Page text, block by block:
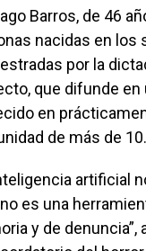
Barros, de 46
nacidas en
por la
que difunde en
en
de más de
artificial
es una
y de denuncia”,